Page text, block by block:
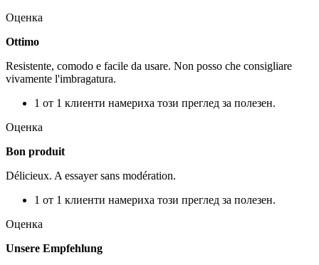
Оценка
Ottimo
Resistente, comodo e facile da usare. Non posso che consigliare
vivamente l'imbragatura.
1 от 1 клиенти намериха този преглед за полезен.
Оценка
Bon produit
Délicieux. A essayer sans modération.
1 от 1 клиенти намериха този преглед за полезен.
Оценка
Unsere Empfehlung